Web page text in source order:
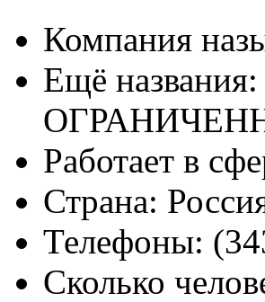
Компания
Ещё названия:
Работает в
Страна:
Телефоны:
Сколько